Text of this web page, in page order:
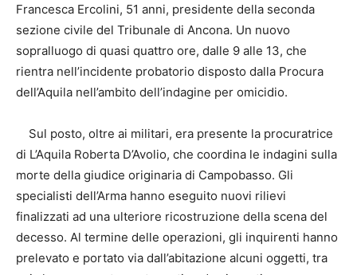
Francesca Ercolini, 51 anni, presidente della seconda
sezione civile del Tribunale di Ancona. Un nuovo
sopralluogo di quasi quattro ore, dalle 9 alle 13, che
rientra nell’incidente probatorio disposto dalla Procura
dell’Aquila nell’ambito dell’indagine per omicidio.
Sul posto, oltre ai militari, era presente la procuratrice
di L’Aquila Roberta D’Avolio, che coordina le indagini sulla
morte della giudice originaria di Campobasso. Gli
specialisti dell’Arma hanno eseguito nuovi rilievi
finalizzati ad una ulteriore ricostruzione della scena del
decesso. Al termine delle operazioni, gli inquirenti hanno
prelevato e portato via dall’abitazione alcuni oggetti, tra